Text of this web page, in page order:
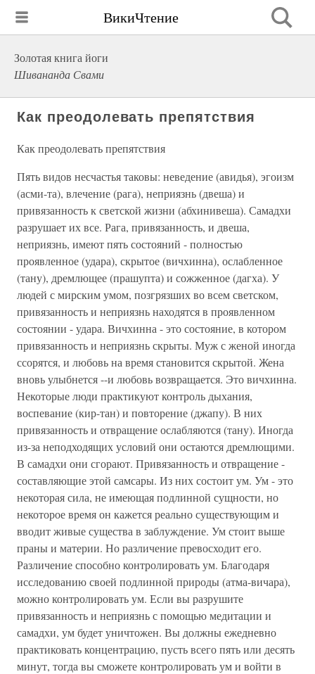
ВикиЧтение
Золотая книга йоги
Шивананда Свами
Как преодолевать препятствия
Как преодолевать препятствия
Пять видов несчастья таковы: неведение (авидья), эгоизм
(асми-та), влечение (рага), неприязнь (двеша) и
привязанность к светской жизни (абхинивеша). Самадхи
разрушает их все. Рага, привязанность, и двеша,
неприязнь, имеют пять состояний - полностью
проявленное (удара), скрытое (вичхинна), ослабленное
(тану), дремлющее (прашупта) и сожженное (дагха). У
людей с мирским умом, позгрязших во всем светском,
привязанность и неприязнь находятся в проявленном
состоянии - удара. Вичхинна - это состояние, в котором
привязанность и неприязнь скрыты. Муж с женой иногда
ссорятся, и любовь на время становится скрытой. Жена
вновь улыбнется --и любовь возвращается. Это вичхинна.
Некоторые люди практикуют контроль дыхания,
воспевание (кир-тан) и повторение (джапу). В них
привязанность и отвращение ослабляются (тану). Иногда
из-за неподходящих условий они остаются дремлющими.
В самадхи они сгорают. Привязанность и отвращение -
составляющие этой самсары. Из них состоит ум. Ум - это
некоторая сила, не имеющая подлинной сущности, но
некоторое время он кажется реально существующим и
вводит живые существа в заблуждение. Ум стоит выше
праны и материи. Но различение превосходит его.
Различение способно контролировать ум. Благодаря
исследованию своей подлинной природы (атма-вичара),
можно контролировать ум. Если вы разрушите
привязанность и неприязнь с помощью медитации и
самадхи, ум будет уничтожен. Вы должны ежедневно
практиковать концентрацию, пусть всего пять или десять
минут, тогда вы сможете контролировать ум и войти в